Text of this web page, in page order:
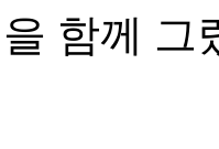
함께 그